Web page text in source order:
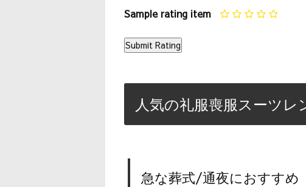
Sample rating item
人気の礼服喪服スーツレ
急な葬式/通夜におすすめ